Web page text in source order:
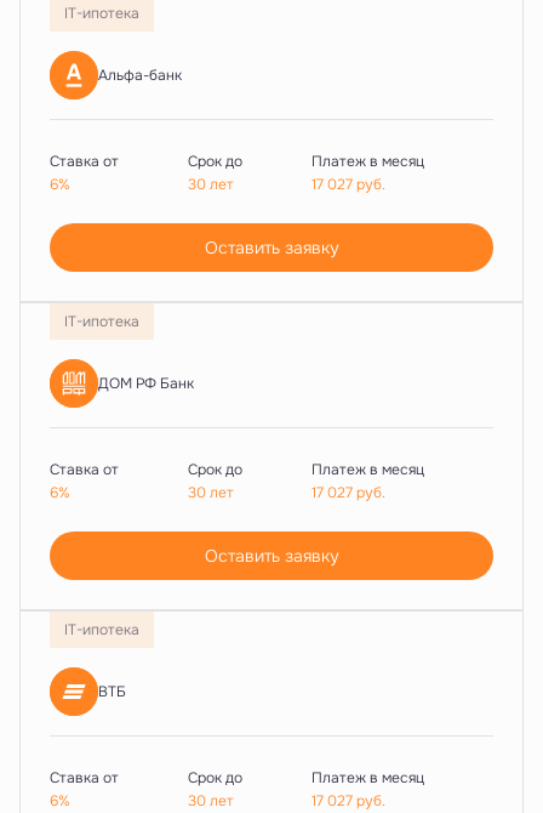
IT-ипотека
Альфа-банк
Ставка от
6%
Срок до
30 лет
Платеж в месяц
17 027руб.
Оставить заявку
IT-ипотека
ДОМ РФ Банк
Ставка от
6%
Срок до
30 лет
Платеж в месяц
17 027руб.
Оставить заявку
IT-ипотека
ВТБ
Ставка от
6%
Срок до
30 лет
Платеж в месяц
17 027руб.